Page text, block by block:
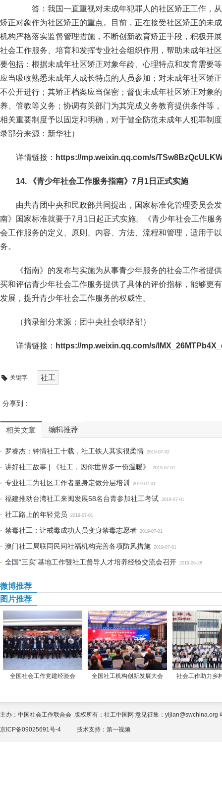
答：我国一直重视对未成年犯罪人的社区矫正工作，从
矫正对象作为社区矫正的重点。目前，正在接受社区矫正的未
机构严格落实监督管理措施，不断创新教育矫正手段，积极开
社会工作服务、培育和发挥专业社会组织作用，帮助未成年社
要包括：根据未成年社区矫正对象年龄、心理特点和发育需要
应当吸收熟悉未成年人成长特点的人员参加；对未成年社区矫
不公开进行；其矫正档案应当保密；督促未成年社区矫正对象
养、管教等义务；协调有关部门为其完成义务教育提供条件等
相关重要制度予以固定和明确，对于健全防范未成年人犯罪制
录部分来源：新华社）
详情链接： https://mp.weixin.qq.com/s/
14. 《青少年社会工作服务指南》7月1日正式实施
由共青团中央和民政部共同提出，国家标准化管理委员会
南》国家标准就要于7月1日起正式实施。《青少年社会工作服
会工作服务的定义、原则、内容、方法、流程和管理，适用于
务。
《指南》的发布与实施为从事青少年服务的社会工作者提
买和评估青少年社会工作服务提供了具体的评价指标，能够更
发展，提升青少年社会工作服务的权威性。
（摘录部分来源：团中央社会联络部）
详情链接： https://mp.weixin.qq.com/s/
关键字 社工
分享到：
相关文章 编辑推荐
罗睿杰：钟情社工十载，社工铁人其实很柔情 2019-07-02
讲好社工故事 | 《社工，因你世界多一份温暖》 2019-07-01
专业社工为社区工作者量身定做分层培训 2019-07-01
福建推动台湾社工来闽发展58名台青参加社工考试 2019-07-01
社工路上的年轻党员 2019-07-01
禁毒社工：让戒毒成功人员变身禁毒志愿者 2019-07-01
澳门社工局联同民间社福机构完善各项防风措施 2019-07-01
全国“三实”基地工作暨社工督导人才培养经验交流会召开 2019-06-28
微博推荐
图片推荐
全国社会工作党建经验会 全国社工机构创新发展大会 社会工作助力乡
主办：中国社会工作联合会 版权所有：社工中国网 意见征集：yijian@swchina.org
京ICP备09025691号-4 技术支持： 第一视频